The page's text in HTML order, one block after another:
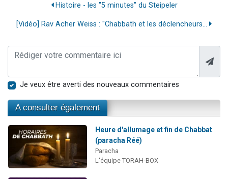
Histoire - les "5 minutes" du Steipeler
[Vidéo] Rav Acher Weiss : "Chabbath et les déclencheurs...
Je veux être averti des nouveaux commentaires
A consulter également
Heure d'allumage et fin de Chabbat
(paracha Réé)
Paracha
L'équipe TORAH-BOX